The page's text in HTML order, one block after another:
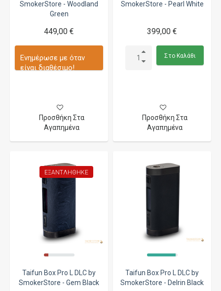
SmokerStore - Woodland
Green
449,00 €
Ενημέρωσε με όταν
είναι διαθέσιμο!
Προσθήκη Στα
Αγαπημένα
SmokerStore - Pearl White
399,00 €
Στο Καλάθι
Προσθήκη Στα
Αγαπημένα
ΕΞΑΝΤΛΉΘΗΚΕ
Taifun Box Pro L DLC by
SmokerStore - Gem Black
Taifun Box Pro L DLC by
SmokerStore - Delrin Black